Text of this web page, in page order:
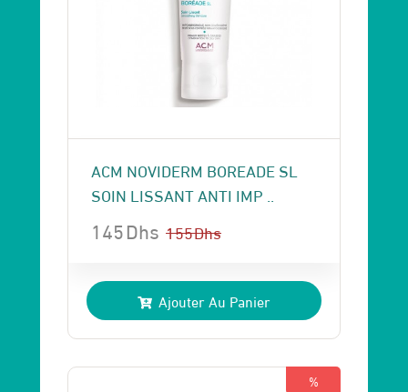
ACM NOVIDERM BOREADE SL
SOIN LISSANT ANTI IMP ..
155Dhs
prix
initial
était :
155 Dhs.
145Dhs
prix
actuel
est :
145 Dhs.
Ajouter Au Panier
%